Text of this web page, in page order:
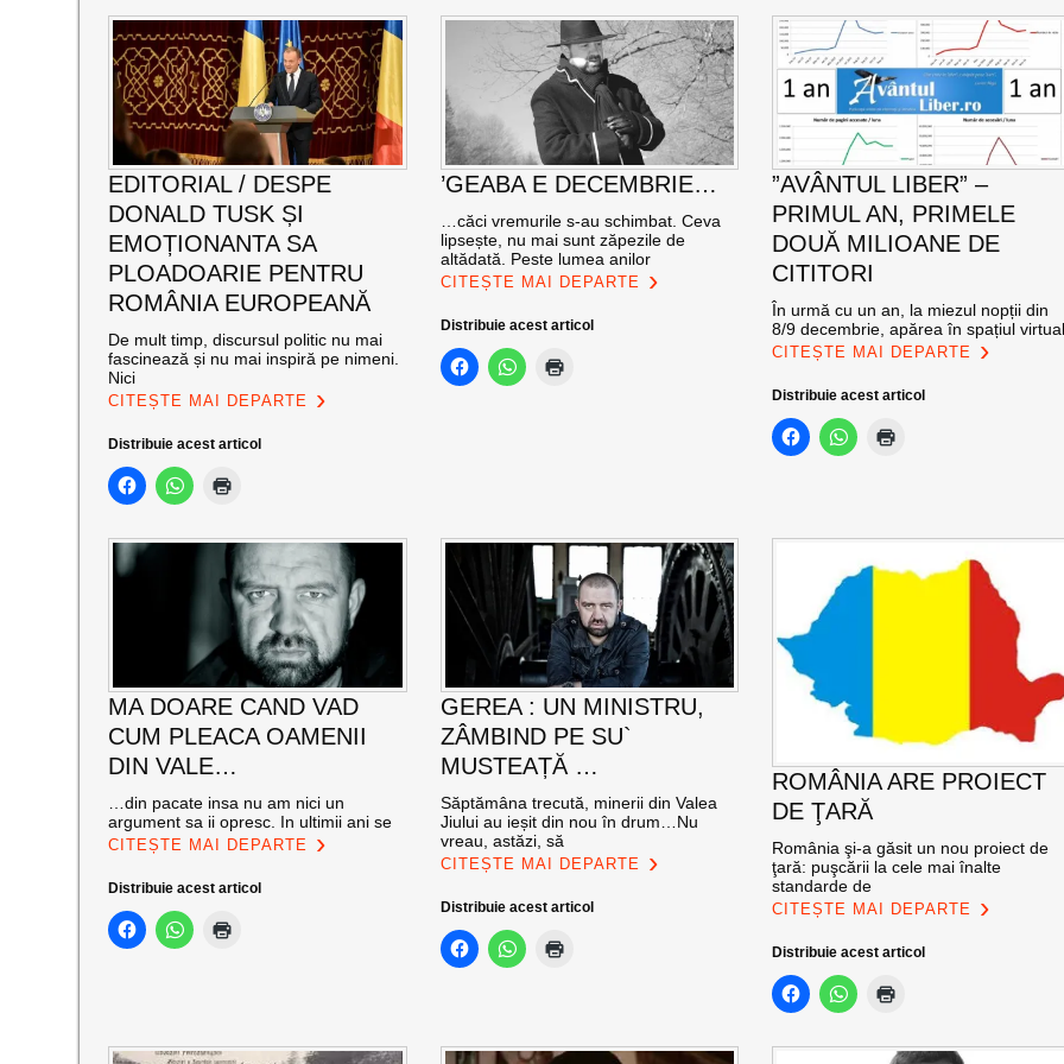
EDITORIAL / DESPE
DONALD TUSK ȘI
EMOȚIONANTA SA
PLOADOARIE PENTRU
ROMÂNIA EUROPEANĂ
De mult timp, discursul politic nu mai
fascinează și nu mai inspiră pe nimeni.
Nici
CITEȘTE MAI DEPARTE
Distribuie acest articol
’GEABA E DECEMBRIE…
…căci vremurile s-au schimbat. Ceva
lipsește, nu mai sunt zăpezile de
altădată. Peste lumea anilor
CITEȘTE MAI DEPARTE
Distribuie acest articol
”AVÂNTUL LIBER” –
PRIMUL AN, PRIMELE
DOUĂ MILIOANE DE
CITITORI
În urmă cu un an, la miezul nopții din
8/9 decembrie, apărea în spațiul
CITEȘTE MAI DEPARTE
Distribuie acest articol
MA DOARE CAND VAD
CUM PLEACA OAMENII
DIN VALE…
…din pacate insa nu am nici un
argument sa ii opresc. In ultimii ani se
CITEȘTE MAI DEPARTE
Distribuie acest articol
GEREA : UN MINISTRU,
ZÂMBIND PE SU`
MUSTEAȚĂ …
Săptămâna trecută, minerii din Valea
Jiului au ieșit din nou în drum…Nu
vreau, astăzi, să
CITEȘTE MAI DEPARTE
Distribuie acest articol
ROMÂNIA ARE PROIECT
DE ŢARĂ
România şi-a găsit un nou proiect de
ţară: puşcării la cele mai înalte
standarde de
CITEȘTE MAI DEPARTE
Distribuie acest articol